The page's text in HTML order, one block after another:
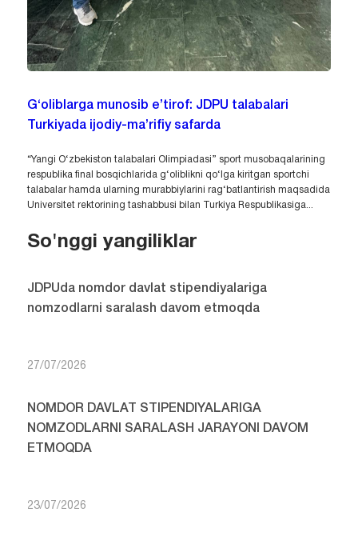
G‘oliblarga munosib e’tirof: JDPU talabalari
Turkiyada ijodiy-ma’rifiy safarda
“Yangi O‘zbekiston talabalari Olimpiadasi” sport musobaqalarining
respublika final bosqichlarida g‘oliblikni qo‘lga kiritgan sportchi
talabalar hamda ularning murabbiylarini rag‘batlantirish maqsadida
Universitet rektorining tashabbusi bilan Turkiya Respublikasiga...
So'nggi yangiliklar
JDPUda nomdor davlat stipendiyalariga
nomzodlarni saralash davom etmoqda
27/07/2026
NOMDOR DAVLAT STIPENDIYALARIGA
NOMZODLARNI SARALASH JARAYONI DAVOM
ETMOQDA
23/07/2026